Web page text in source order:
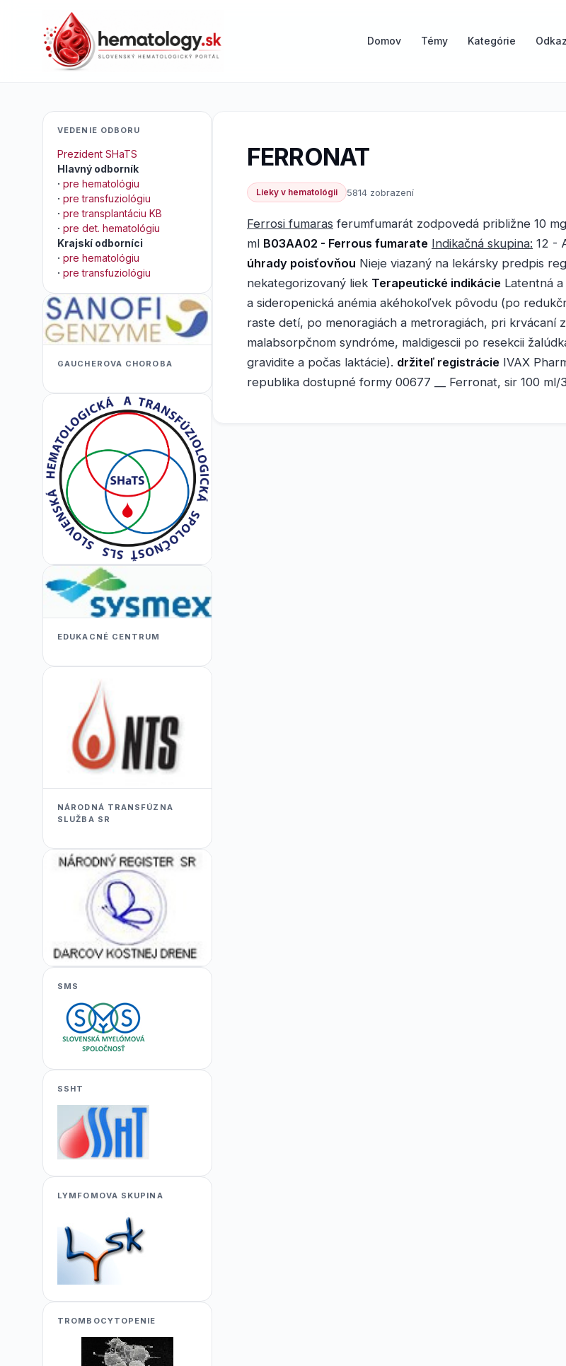
Domov Témy Kategórie
FERRONAT
Lieky v hematológii 5814 zobrazení
Ferrosi fumaras ferumfumarát zodpovedá približne 10
ml B03AA02 - Ferrous fumarate Indikačná skupina: 12 -
úhrady poisťovňou Nieje viazaný na lekársky predpis
nekategorizovaný liek Terapeutické indikácie Latentná
a sideropenická anémia akéhokoľvek pôvodu (po
raste detí, po menoragiách a metroragiách, pri krvácaní
malabsorpčnom syndróme, maldigescii po resekcii
gravidite a počas laktácie). držiteľ registrácie IVAX
republika dostupné formy 00677 __ Ferronat, sir 100 ml/
VEDENIE ODBORU
Prezident SHaTS
Hlavný odborník
· pre hematológiu
· pre transfuziológiu
· pre transplantáciu KB
· pre det. hematológiu
Krajskí odborníci
· pre hematológiu
· pre transfuziológiu
GAUCHEROVA CHOROBA
EDUKACNÉ CENTRUM
NÁRODNÁ TRANSFÚZNA
SLUŽBA SR
SMS
SSHT
LYMFOMOVA SKUPINA
TROMBOCYTOPENIE